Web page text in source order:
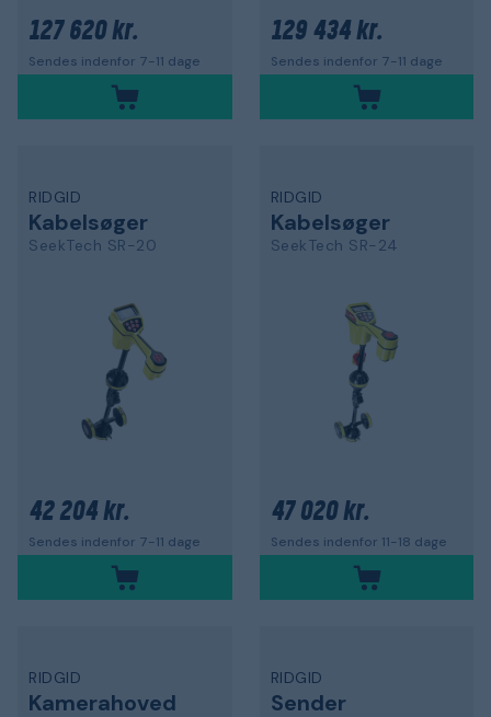
127 620 kr.
Sendes indenfor 7-11 dage
129 434 kr.
Sendes indenfor 7-11 dage
RIDGID
Kabelsøger
SeekTech SR-20
42 204 kr.
Sendes indenfor 7-11 dage
RIDGID
Kabelsøger
SeekTech SR-24
47 020 kr.
Sendes indenfor 11-18 dage
RIDGID
Kamerahoved
RIDGID
Sender